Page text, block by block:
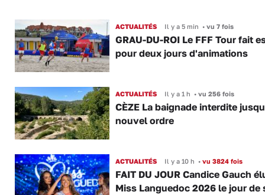
ACTUALITÉS Il y a 5 min •vu 7 fois
GRAU-DU-ROI Le FFF Tour fait
pour deux jours d'animations
ACTUALITÉS Il y a 1 h •vu 256 fois
CÈZE La baignade interdite
nouvel ordre
ACTUALITÉS Il y a 10 h •vu 3824 fois
FAIT DU JOUR Candice Gauch
Miss Languedoc 2026 le jour de